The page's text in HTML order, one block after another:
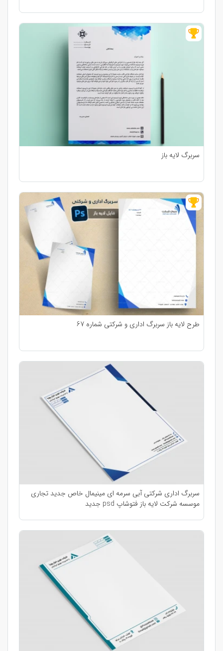
سربرگ لایه باز
طرح لایه باز سربرگ اداری و شرکتی شماره 67
سربرگ اداری شرکتی آبی سرمه ای مینیمال خاص جدید تجاری
موسسه شرکت لایه باز فتوشاپ psd جدید